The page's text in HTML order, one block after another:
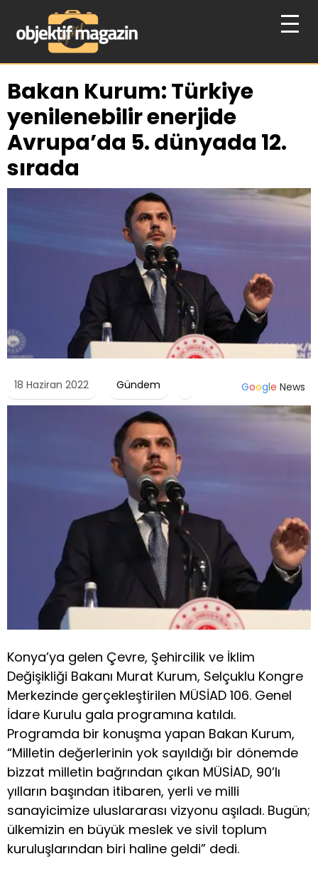
Bakan Kurum: Türkiye
yenilenebilir enerjide
Avrupa’da 5. dünyada 12.
sırada
18 Haziran 2022 Gündem Google News
Konya’ya gelen Çevre, Şehircilik ve İklim
Değişikliği Bakanı Murat Kurum, Selçuklu Kongre
Merkezinde gerçekleştirilen MÜSİAD 106. Genel
İdare Kurulu gala programına katıldı.
Programda bir konuşma yapan Bakan Kurum,
“Milletin değerlerinin yok sayıldığı bir dönemde
bizzat milletin bağrından çıkan MÜSİAD, 90’lı
yılların başından itibaren, yerli ve milli
sanayicimize uluslararası vizyonu aşıladı. Bugün;
ülkemizin en büyük meslek ve sivil toplum
kuruluşlarından biri haline geldi” dedi.